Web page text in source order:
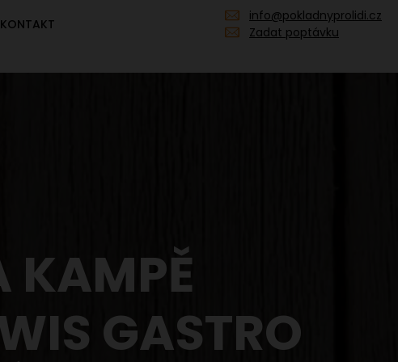
KONTAKT
info@pokladnyprolidi.cz
Zadat poptávku
KAMPĚ
GASTRO